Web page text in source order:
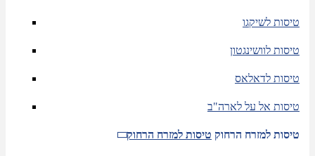
טיסות לשיקגו
טיסות לוושינגטון
טיסות לדאלאס
טיסות אל על לארה"ב
טיסות למזרח הרחוק טיסות למזרח הרחוק